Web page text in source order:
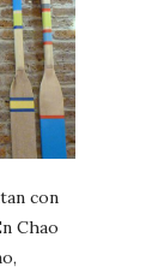
con
Chao